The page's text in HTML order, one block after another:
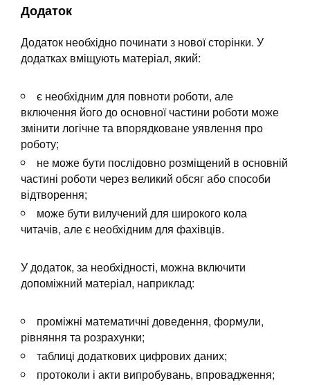
Додаток
Додаток необхідно починати з нової сторінки. У
додатках вміщують матеріал, який:
є необхідним для повноти роботи, але
включення його до основної частини роботи може
змінити логічне та впорядковане уявлення про
роботу;
не може бути послідовно розміщений в основній
частині роботи через великий обсяг або способи
відтворення;
може бути вилучений для широкого кола
читачів, але є необхідним для фахівців.
У додаток, за необхідності, можна включити
допоміжний матеріал, наприклад:
проміжні математичні доведення, формули,
рівняння та розрахунки;
таблиці додаткових цифрових даних;
протоколи і акти випробувань, впровадження;